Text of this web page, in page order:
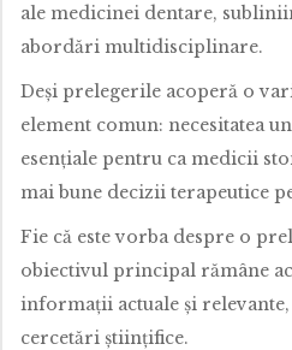
ale medicinei dentare,
abordări multidisciplinare.
Deși prelegerile acoperă o
element comun: necesitatea
esențiale pentru ca medicii
mai bune decizii terapeutice
Fie că este vorba despre o
obiectivul principal rămâne
informații actuale și
cercetări științifice.